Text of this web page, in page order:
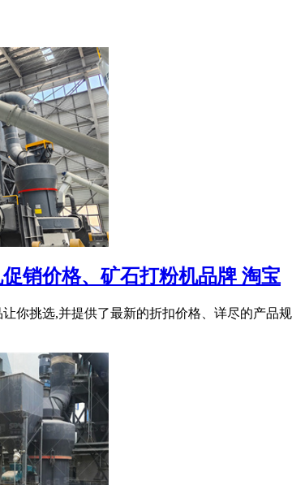
销价格、矿石打粉机品牌 淘宝
你挑选,并提供了最新的折扣价格、详尽的产品